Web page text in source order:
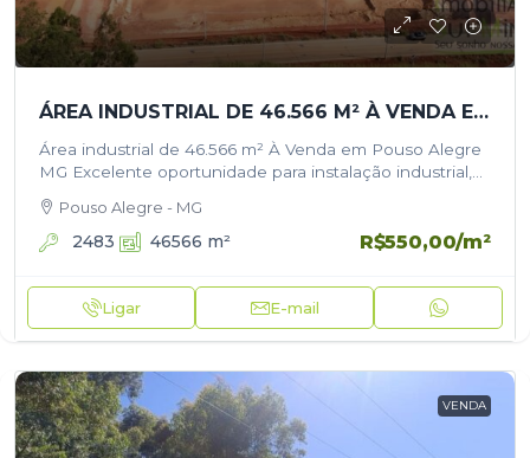
ÁREA INDUSTRIAL DE 46.566 M² À VENDA EM POUSO ALEGRE/MG
Área industrial de 46.566 m² À Venda em Pouso Alegre
MG Excelente oportunidade para instalação industrial,
uma das regiões mais estratégicas…
Pouso Alegre - MG
2483 46566 m² R$550,00/m²
Ligar E-mail
VENDA